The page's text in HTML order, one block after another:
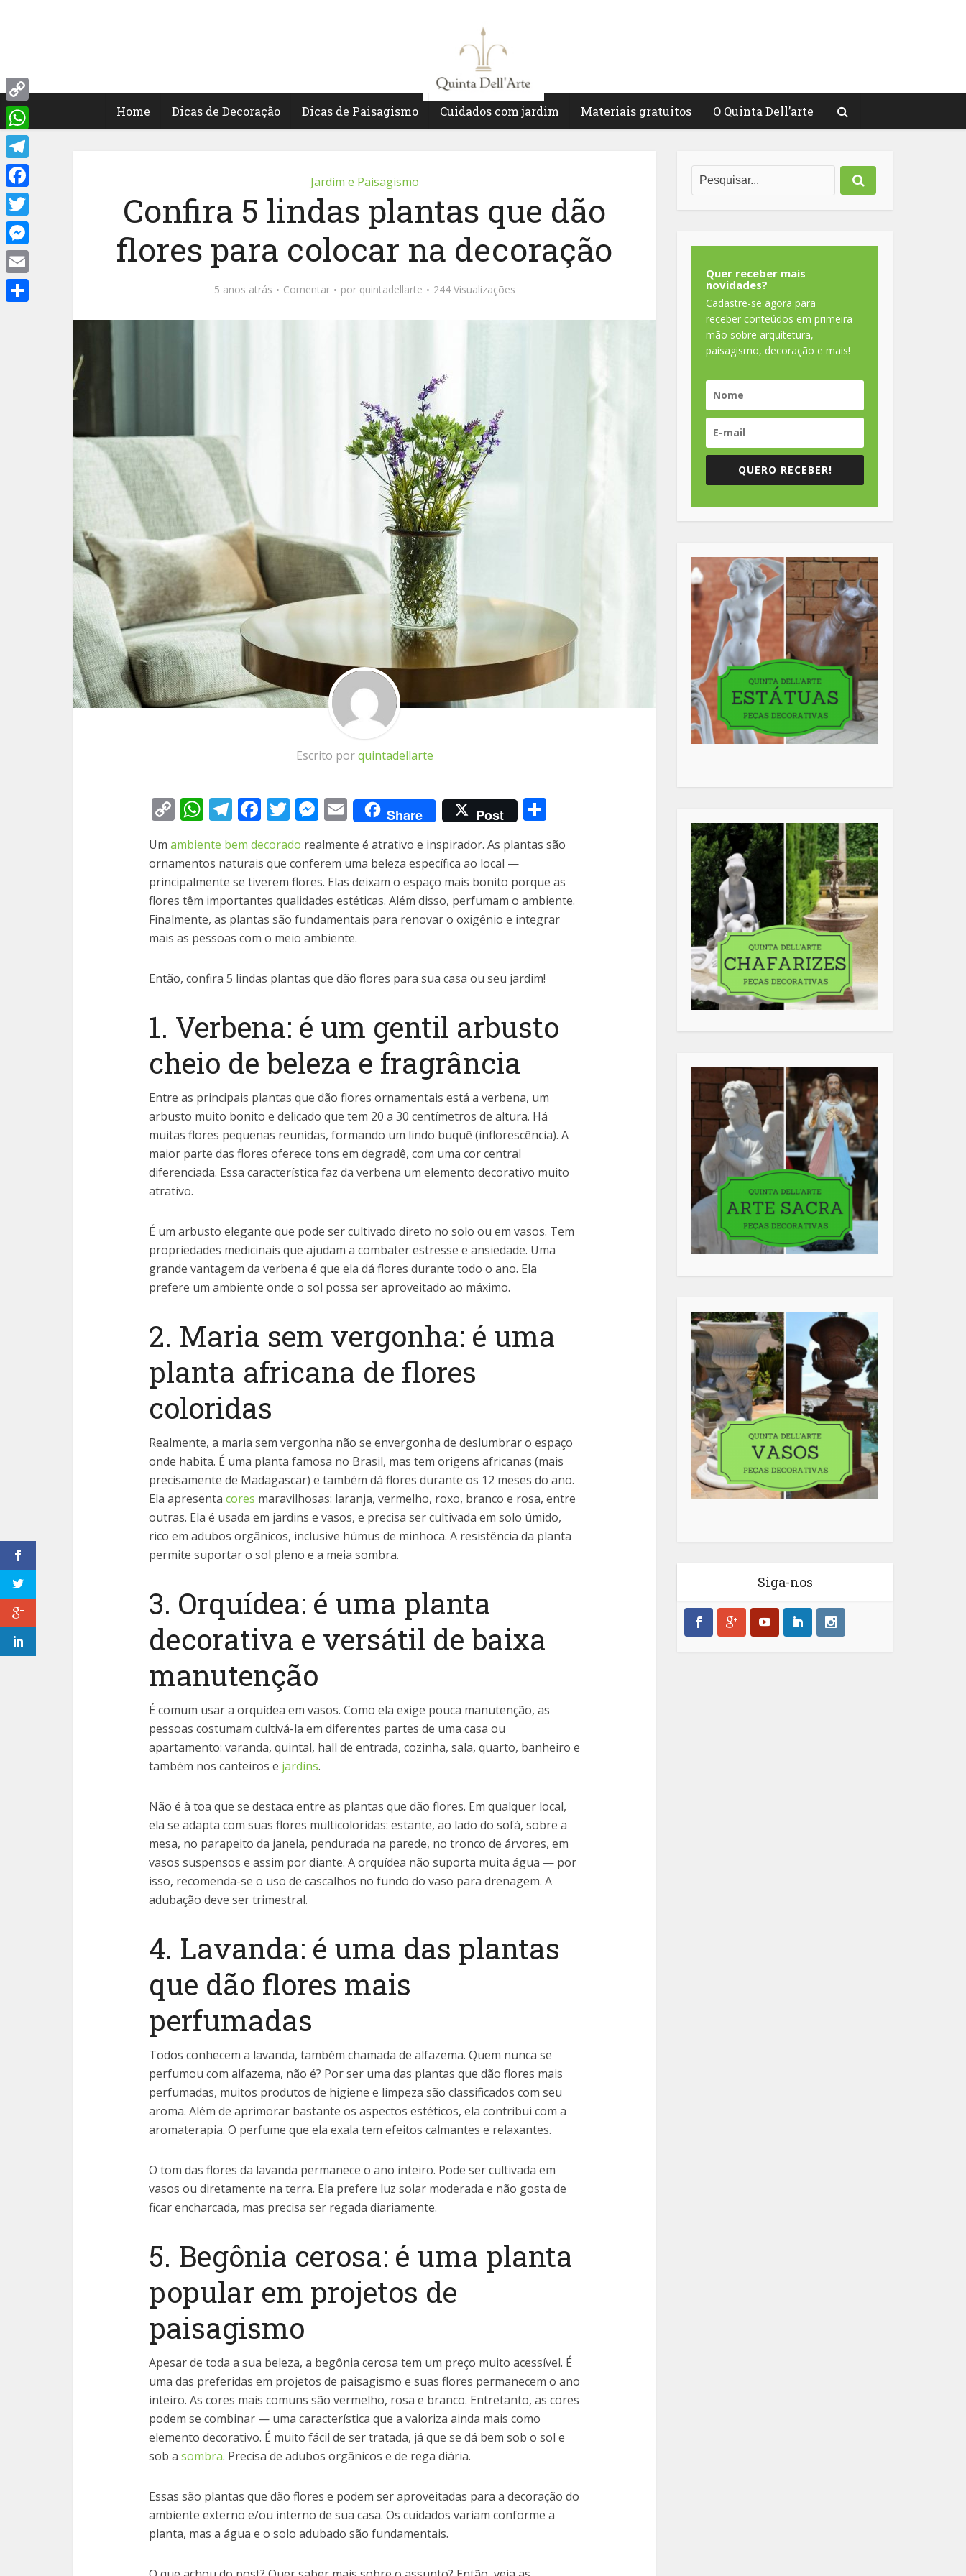
Home Dicas de Decoração Dicas de Paisagismo Cuidados com jardim Materiais gratuitos O Quinta Dell’arte
Jardim e Paisagismo
Confira 5 lindas plantas que dão
flores para colocar na decoração
5 anos atrás Comentar por quintadellarte 244 Visualizações
Escrito porquintadellarte
Copy
Link
WhatsApp
Telegram
Facebook
Twitter
Messenger
EmailShare Post
Um ambiente bem decorado realmente é atrativo e inspirador. As plantas são
ornamentos naturais que conferem uma beleza específica ao local —
principalmente se tiverem flores. Elas deixam o espaço mais bonito porque as
flores têm importantes qualidades estéticas. Além disso, perfumam o ambiente.
Finalmente, as plantas são fundamentais para renovar o oxigênio e integrar
mais as pessoas com o meio ambiente.
Então, confira 5 lindas plantas que dão flores para sua casa ou seu jardim!
1. Verbena: é um gentil arbusto
cheio de beleza e fragrância
Entre as principais plantas que dão flores ornamentais está a verbena, um
arbusto muito bonito e delicado que tem 20 a 30 centímetros de altura. Há
muitas flores pequenas reunidas, formando um lindo buquê (inflorescência). A
maior parte das flores oferece tons em degradê, com uma cor central
diferenciada. Essa característica faz da verbena um elemento decorativo muito
atrativo.
É um arbusto elegante que pode ser cultivado direto no solo ou em vasos. Tem
propriedades medicinais que ajudam a combater estresse e ansiedade. Uma
grande vantagem da verbena é que ela dá flores durante todo o ano. Ela
prefere um ambiente onde o sol possa ser aproveitado ao máximo.
2. Maria sem vergonha: é uma
planta africana de flores
coloridas
Realmente, a maria sem vergonha não se envergonha de deslumbrar o espaço
onde habita. É uma planta famosa no Brasil, mas tem origens africanas (mais
precisamente de Madagascar) e também dá flores durante os 12 meses do ano.
Ela apresenta cores maravilhosas: laranja, vermelho, roxo, branco e rosa, entre
outras. Ela é usada em jardins e vasos, e precisa ser cultivada em solo úmido,
rico em adubos orgânicos, inclusive húmus de minhoca. A resistência da planta
permite suportar o sol pleno e a meia sombra.
3. Orquídea: é uma planta
decorativa e versátil de baixa
manutenção
É comum usar a orquídea em vasos. Como ela exige pouca manutenção, as
pessoas costumam cultivá-la em diferentes partes de uma casa ou
apartamento: varanda, quintal, hall de entrada, cozinha, sala, quarto, banheiro e
também nos canteiros e jardins.
Não é à toa que se destaca entre as plantas que dão flores. Em qualquer local,
ela se adapta com suas flores multicoloridas: estante, ao lado do sofá, sobre a
mesa, no parapeito da janela, pendurada na parede, no tronco de árvores, em
vasos suspensos e assim por diante. A orquídea não suporta muita água — por
isso, recomenda-se o uso de cascalhos no fundo do vaso para drenagem. A
adubação deve ser trimestral.
4. Lavanda: é uma das plantas
que dão flores mais
perfumadas
Todos conhecem a lavanda, também chamada de alfazema. Quem nunca se
perfumou com alfazema, não é? Por ser uma das plantas que dão flores mais
perfumadas, muitos produtos de higiene e limpeza são classificados com seu
aroma. Além de aprimorar bastante os aspectos estéticos, ela contribui com a
aromaterapia. O perfume que ela exala tem efeitos calmantes e relaxantes.
O tom das flores da lavanda permanece o ano inteiro. Pode ser cultivada em
vasos ou diretamente na terra. Ela prefere luz solar moderada e não gosta de
ficar encharcada, mas precisa ser regada diariamente.
5. Begônia cerosa: é uma planta
popular em projetos de
paisagismo
Apesar de toda a sua beleza, a begônia cerosa tem um preço muito acessível. É
uma das preferidas em projetos de paisagismo e suas flores permanecem o ano
inteiro. As cores mais comuns são vermelho, rosa e branco. Entretanto, as cores
podem se combinar — uma característica que a valoriza ainda mais como
elemento decorativo. É muito fácil de ser tratada, já que se dá bem sob o sol e
sob a sombra. Precisa de adubos orgânicos e de rega diária.
Essas são plantas que dão flores e podem ser aproveitadas para a decoração do
ambiente externo e/ou interno de sua casa. Os cuidados variam conforme a
planta, mas a água e o solo adubado são fundamentais.
Quer receber mais
novidades?
Cadastre-se agora para
receber conteúdos em primeira
mão sobre arquitetura,
paisagismo, decoração e mais!
QUERO RECEBER!
Siga-nos
Copy
Link
WhatsApp
Telegram
Facebook
Twitter
Messenger
Email